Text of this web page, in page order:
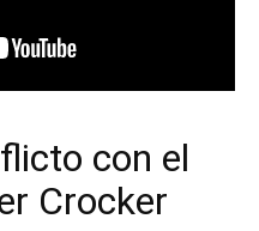
con el
Crocker